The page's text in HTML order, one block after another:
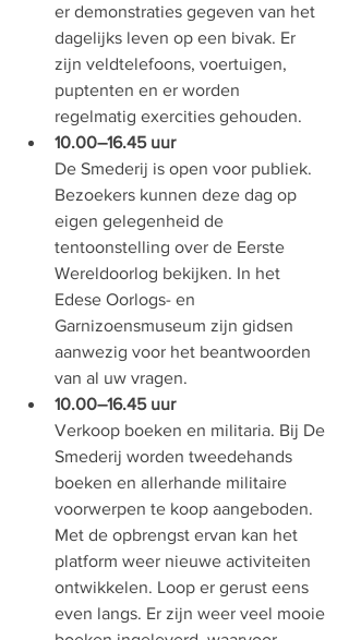
er demonstraties gegeven van het
dagelijks leven op een bivak. Er
zijn veldtelefoons, voertuigen,
puptenten en er worden
regelmatig exercities gehouden.
10.00–16.45 uur
De Smederij is open voor publiek.
Bezoekers kunnen deze dag op
eigen gelegenheid de
tentoonstelling over de Eerste
Wereldoorlog bekijken. In het
Edese Oorlogs- en
Garnizoensmuseum zijn gidsen
aanwezig voor het beantwoorden
van al uw vragen.
10.00–16.45 uur
Verkoop boeken en militaria. Bij De
Smederij worden tweedehands
boeken en allerhande militaire
voorwerpen te koop aangeboden.
Met de opbrengst ervan kan het
platform weer nieuwe activiteiten
ontwikkelen. Loop er gerust eens
even langs. Er zijn weer veel mooie